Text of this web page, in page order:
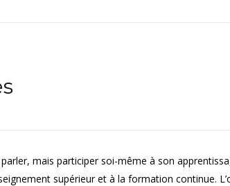
mais participer soi-même à son
supérieur et à la formation continue.